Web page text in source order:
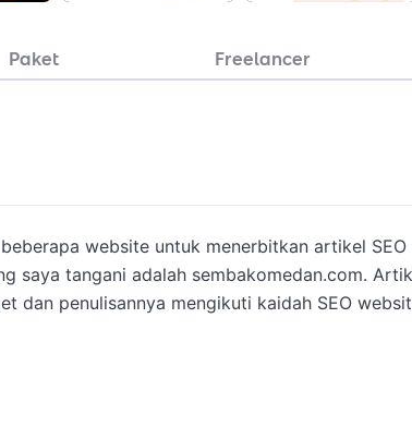
Paket Freelancer
website untuk menerbitkan artikel
saya tangani adalah sembakomedan.com.
dan penulisannya mengikuti kaidah SEO